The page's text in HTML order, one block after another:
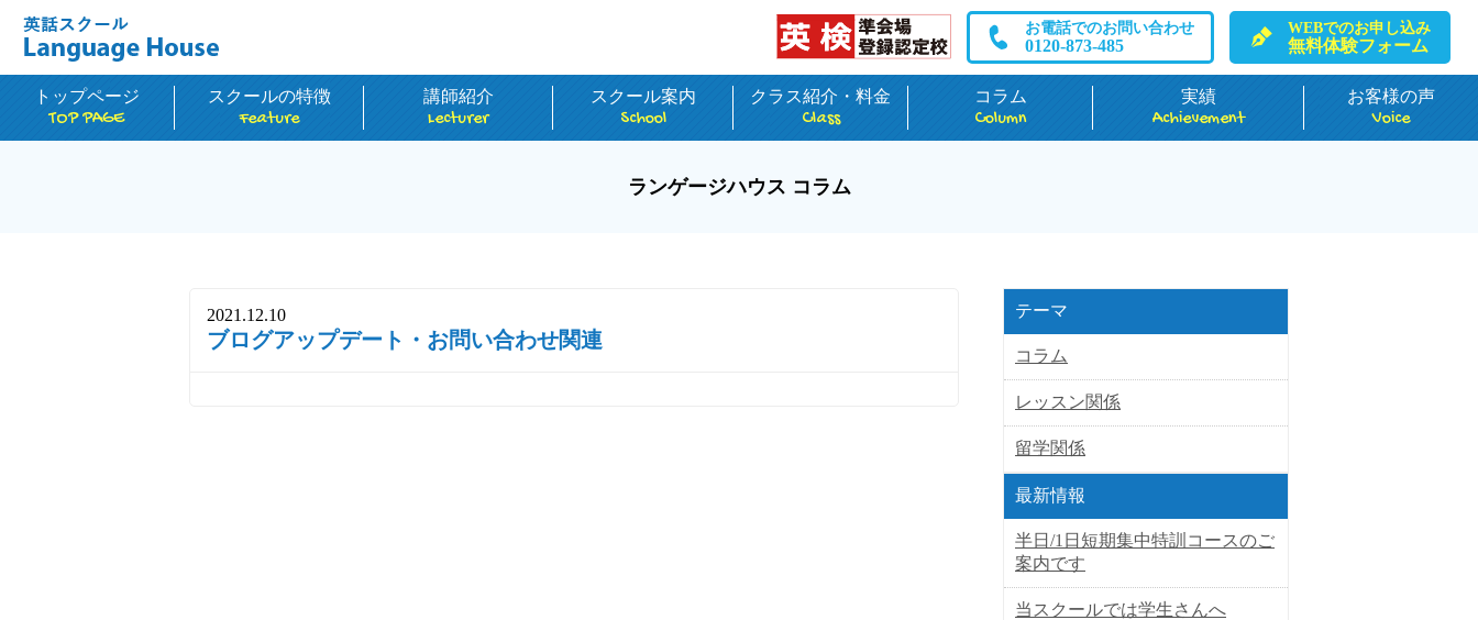
お電話でのお問い合わせ
0120-873-485
WEBでのお申し込み
無料体験フォーム
トップページ
TOP PAGE
スクールの特徴
Feature
講師紹介
Lecturer
スクール案内
School
クラス紹介・料金
Class
コラム
Column
実績
Achievement
お客様の声
Voice
ランゲージハウス コラム
2021.12.10
ブログアップデート・お問い合わせ関連
テーマ
コラム
レッスン関係
留学関係
最新情報
半日/1日短期集中特訓コースのご
案内です
当スクールでは学生さんへ